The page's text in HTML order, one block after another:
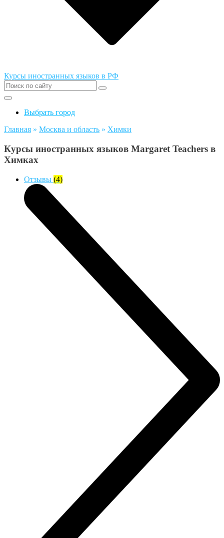
Курсы иностранных языков в РФ
Выбрать город
Главная » Москва и область » Химки
Курсы иностранных языков Margaret Teachers в
Химках
Отзывы (4)